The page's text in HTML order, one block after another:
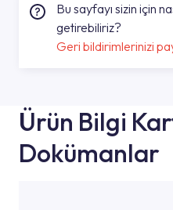
Bu sayfayı sizin için
getirebiliriz?
Geri bildirimlerinizi
Ürün Bilgi
Dokümanlar